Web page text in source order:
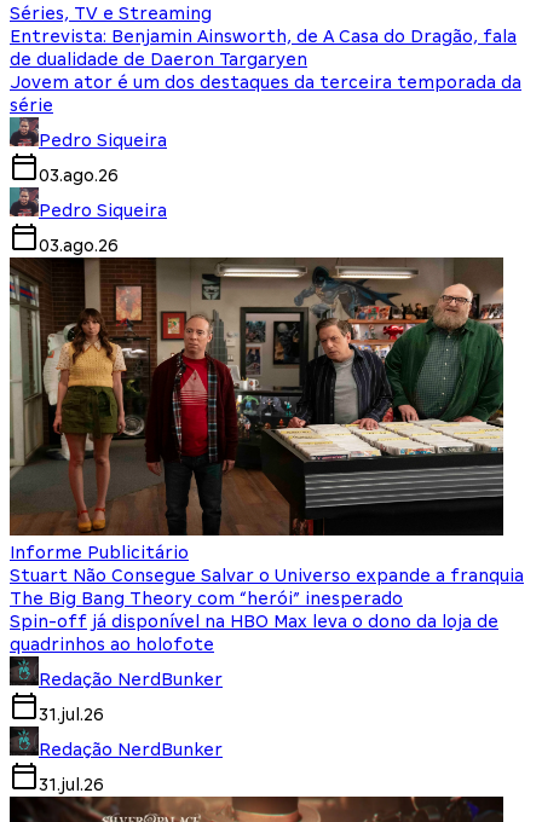
Séries, TV e Streaming
Entrevista: Benjamin Ainsworth, de A Casa do Dragão, fala
de dualidade de Daeron Targaryen
Jovem ator é um dos destaques da terceira temporada da
série
Pedro Siqueira
03.ago.26
Pedro Siqueira
03.ago.26
Informe Publicitário
Stuart Não Consegue Salvar o Universo expande a franquia
The Big Bang Theory com “herói” inesperado
Spin-off já disponível na HBO Max leva o dono da loja de
quadrinhos ao holofote
Redação NerdBunker
31.jul.26
Redação NerdBunker
31.jul.26